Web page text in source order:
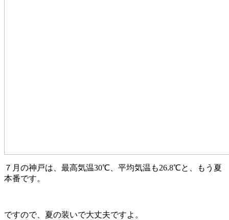
７月の神戸は、最高気温30℃、平均気温も26.8℃と、もう夏
本番です。
ですので、夏の装いで大丈夫ですよ。